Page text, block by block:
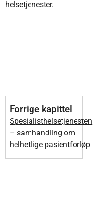
helsetjenester.
Forrige kapittel
Spesialisthelsetjenesten
– samhandling om
helhetlige pasientforløp